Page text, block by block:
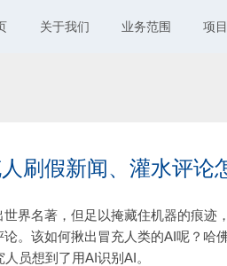
关于我们 业务范围 项
刷假新闻、灌水评论
界名著，但足以掩藏住机器的痕迹
。该如何揪出冒充人类的AI呢？哈
员想到了用AI识别AI。